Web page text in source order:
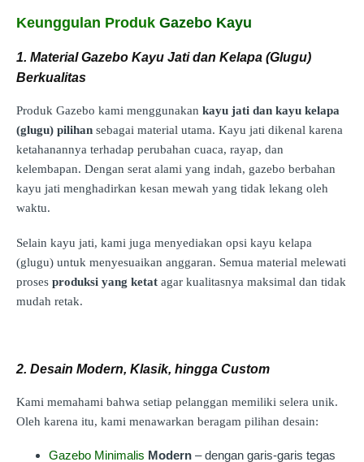
Keunggulan Produk Gazebo Kayu
1. Material Gazebo Kayu Jati dan Kelapa (Glugu)
Berkualitas
Produk Gazebo kami menggunakan kayu jati dan kayu kelapa
(glugu) pilihan sebagai material utama. Kayu jati dikenal karena
ketahanannya terhadap perubahan cuaca, rayap, dan
kelembapan. Dengan serat alami yang indah, gazebo berbahan
kayu jati menghadirkan kesan mewah yang tidak lekang oleh
waktu.
Selain kayu jati, kami juga menyediakan opsi kayu kelapa
(glugu) untuk menyesuaikan anggaran. Semua material melewati
proses produksi yang ketat agar kualitasnya maksimal dan tidak
mudah retak.
2. Desain Modern, Klasik, hingga Custom
Kami memahami bahwa setiap pelanggan memiliki selera unik.
Oleh karena itu, kami menawarkan beragam pilihan desain:
Gazebo Minimalis Modern – dengan garis-garis tegas